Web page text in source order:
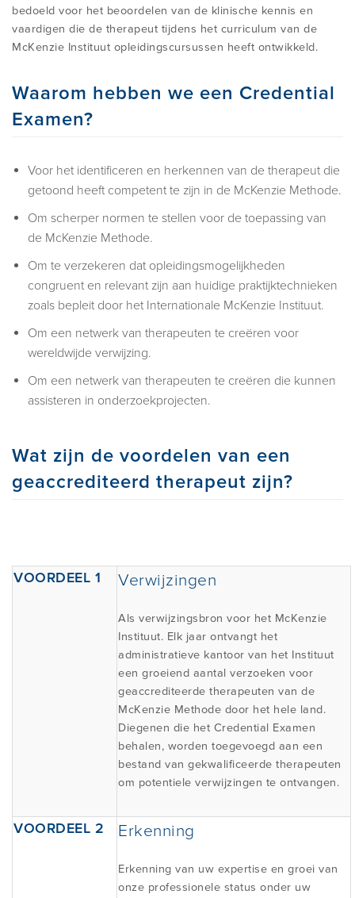
WIJZIGEN GEGEVENS ONLINE
REGISTER
INTERNATIONAAL DIPLOMA
ONDERWIJS FAQ
bedoeld voor het beoordelen van de klinische kennis en
vaardigen die de therapeut tijdens het curriculum van de
McKenzie Instituut opleidingscursussen heeft ontwikkeld.
Waarom hebben we een Credential
Examen?
Voor het identificeren en herkennen van de therapeut die
getoond heeft competent te zijn in de McKenzie Methode.
Om scherper normen te stellen voor de toepassing van
de McKenzie Methode.
Om te verzekeren dat opleidingsmogelijkheden
congruent en relevant zijn aan huidige praktijktechnieken
zoals bepleit door het Internationale McKenzie Instituut.
Om een netwerk van therapeuten te creëren voor
wereldwijde verwijzing.
Om een netwerk van therapeuten te creëren die kunnen
assisteren in onderzoekprojecten.
Wat zijn de voordelen van een
geaccrediteerd therapeut zijn?
VOORDEEL 1 Verwijzingen
Als verwijzingsbron voor het McKenzie
Instituut. Elk jaar ontvangt het
administratieve kantoor van het Instituut
een groeiend aantal verzoeken voor
geaccrediteerde therapeuten van de
McKenzie Methode door het hele land.
Diegenen die het Credential Examen
behalen, worden toegevoegd aan een
bestand van gekwalificeerde therapeuten
om potentiele verwijzingen te ontvangen.
VOORDEEL 2 Erkenning
Erkenning van uw expertise en groei van
onze professionele status onder uw